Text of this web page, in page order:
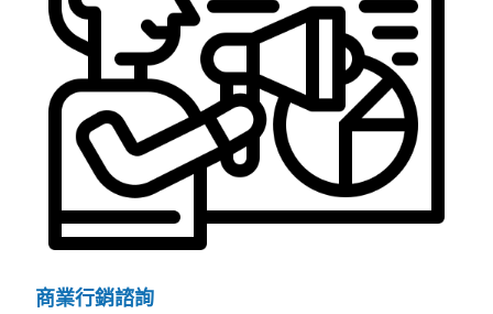
商業行銷諮詢